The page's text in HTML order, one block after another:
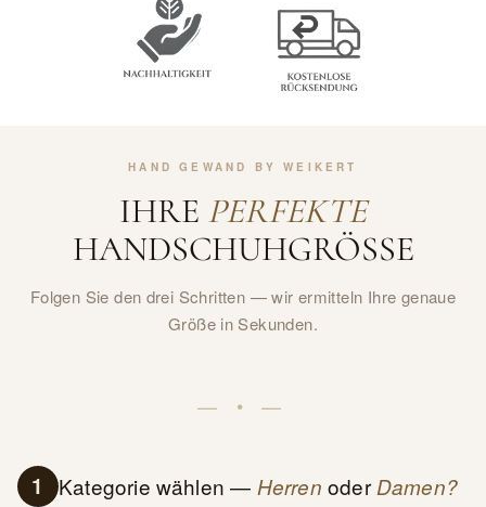
HAND GEWAND BY WEIKERT
IHRE PERFEKTE
HANDSCHUHGRÖSSE
Folgen Sie den drei Schritten — wir ermitteln Ihre genaue
Größe in Sekunden.
— • —
1 Kategorie wählen — Herren oder Damen?